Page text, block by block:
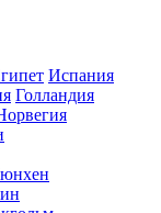
Испания
Голландия